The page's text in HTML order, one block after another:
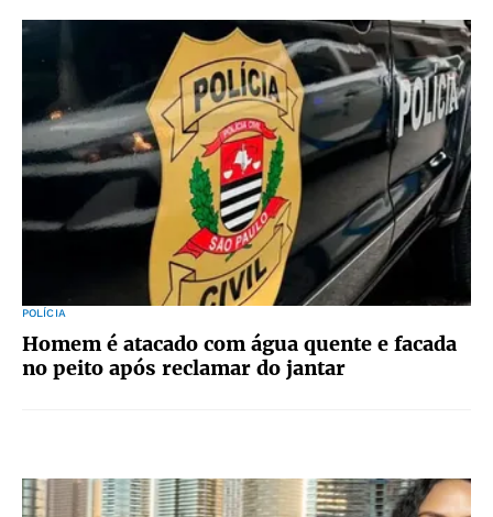
POLÍCIA
Homem é atacado com água quente e facada
no peito após reclamar do jantar